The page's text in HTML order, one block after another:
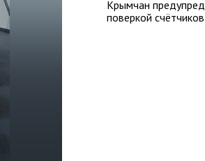
Крымчан
поверкой счётчиков